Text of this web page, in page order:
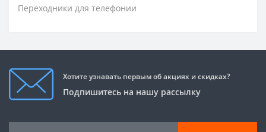
Переходники для телефонии
Хотите узнавать первым об акциях и скидках?
Подпишитесь на нашу рассылку